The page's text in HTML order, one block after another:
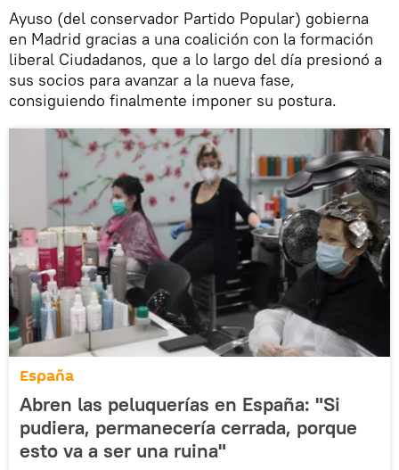
Ayuso (del conservador Partido Popular) gobierna
en Madrid gracias a una coalición con la formación
liberal Ciudadanos, que a lo largo del día presionó a
sus socios para avanzar a la nueva fase,
consiguiendo finalmente imponer su postura.
España
Abren las peluquerías en España: "Si
pudiera, permanecería cerrada, porque
esto va a ser una ruina"